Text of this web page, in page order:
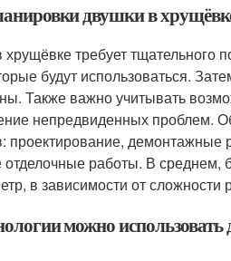
двушки в
требует тщательного
будут использоваться.
Также важно учитывать
непредвиденных проблем.
проектирование, демонтажные
отделочные работы. В
в зависимости от сложности
можно использовать